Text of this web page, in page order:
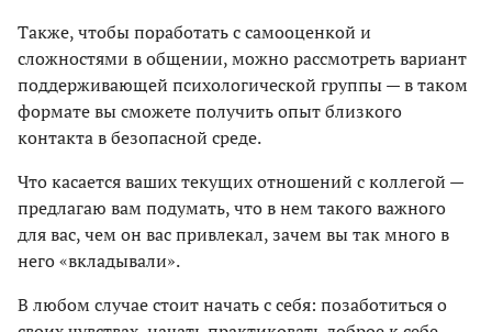
Также, чтобы поработать с самооценкой и
сложностями в общении, можно рассмотреть вариант
поддерживающей психологической группы — в таком
формате вы сможете получить опыт близкого
контакта в безопасной среде.
Что касается ваших текущих отношений с коллегой —
предлагаю вам подумать, что в нем такого важного
для вас, чем он вас привлекал, зачем вы так много в
него «вкладывали».
В любом случае стоит начать с себя: позаботиться о